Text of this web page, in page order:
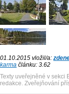
01.10.2015 vložil/a:
karma článku: 3.62
Texty uveřejněné v sekci
redakce. Zveřejňování